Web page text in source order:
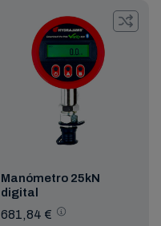
Manómetro 25kN
digital
681,84 €